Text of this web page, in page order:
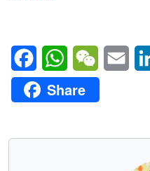
FacebookWhatsAppWeChatEmail
Share